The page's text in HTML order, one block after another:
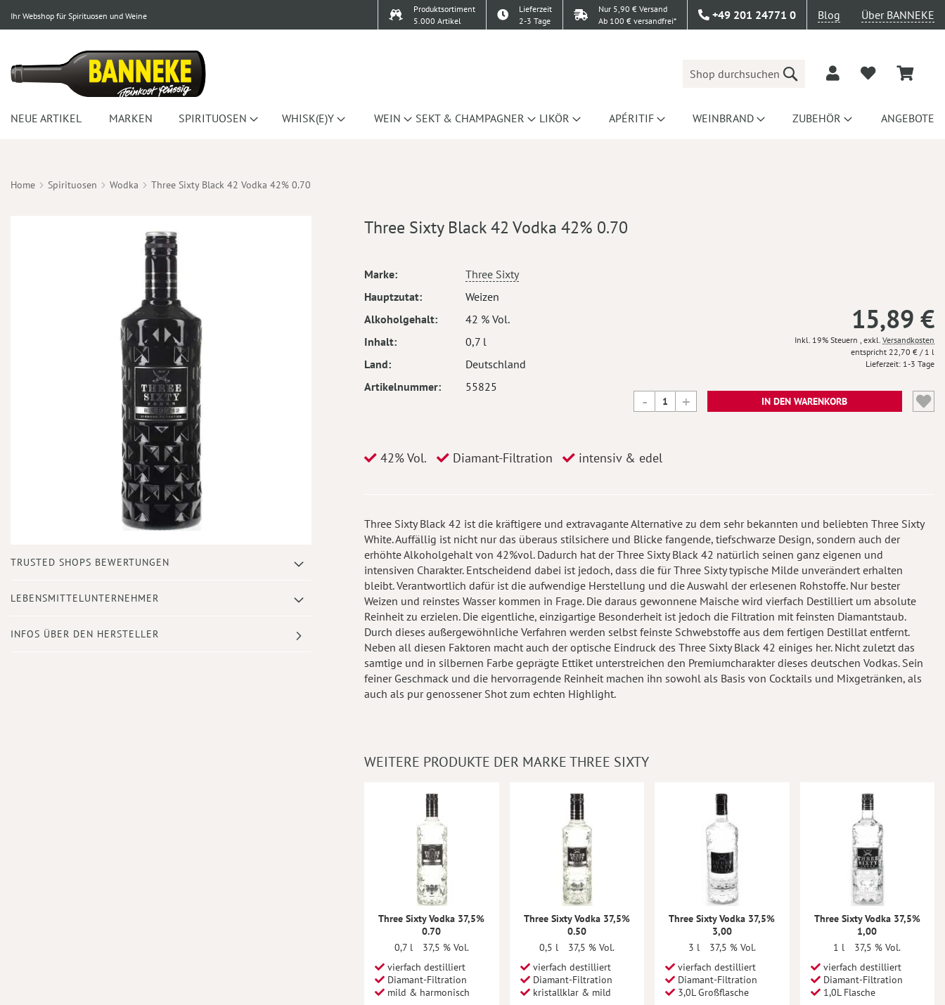
Ihr Webshop für Spirituosen und Weine
Produktsortiment
5.000 Artikel
Lieferzeit
2-3 Tage
Nur 5,90 € Versand
Ab 100 € versandfrei*
+49 201 24771 0 Blog Über BANNEKE
Suche
NEUE ARTIKEL MARKEN SPIRITUOSEN WHISK(E)Y WEIN SEKT & CHAMPAGNER LIKÖR APÉRITIF WEINBRAND ZUBEHÖR ANGEBOTE
Home Spirituosen Wodka Three Sixty Black 42 Vodka 42% 0.70
Anfang
Bildergalerie
TRUSTED SHOPS BEWERTUNGEN
LEBENSMITTELUNTERNEHMER
INFOS ÜBER DEN HERSTELLER
Three Sixty Black 42 Vodka 42% 0.70
Mehr
Marke
Three Sixty
Hauptzutat
Weizen
Alkoholgehalt
42 % Vol.
Inhalt
0,7 l
Land
Deutschland
Artikelnummer
55825
15,89 €
Inkl. 19% Steuern , exkl. Versandkosten
22,70 € / 1 l
Lieferzeit 1-3 Tage
IN DEN WARENKORB
42% Vol. Diamant-Filtration intensiv & edel
Three Sixty Black 42 ist die kräftigere und extravagante Alternative zu dem sehr bekannten und beliebten Three Sixty
White. Auffällig ist nicht nur das überaus stilsichere und Blicke fangende, tiefschwarze Design, sondern auch der
erhöhte Alkoholgehalt von 42%vol. Dadurch hat der Three Sixty Black 42 natürlich seinen ganz eigenen und
intensiven Charakter. Entscheidend dabei ist jedoch, dass die für Three Sixty typische Milde unverändert erhalten
bleibt. Verantwortlich dafür ist die aufwendige Herstellung und die Auswahl der erlesenen Rohstoffe. Nur bester
Weizen und reinstes Wasser kommen in Frage. Die daraus gewonnene Maische wird vierfach Destilliert um absolute
Reinheit zu erzielen. Die eigentliche, einzigartige Besonderheit ist jedoch die Filtration mit feinsten Diamantstaub.
Durch dieses außergewöhnliche Verfahren werden selbst feinste Schwebstoffe aus dem fertigen Destillat entfernt.
Neben all diesen Faktoren macht auch der optische Eindruck des Three Sixty Black 42 einiges her. Nicht zuletzt das
samtige und in silbernen Farbe geprägte Ettiket unterstreichen den Premiumcharakter dieses deutschen Vodkas. Sein
feiner Geschmack und die hervorragende Reinheit machen ihn sowohl als Basis von Cocktails und Mixgetränken, als
auch als pur genossener Shot zum echten Highlight.
WEITERE PRODUKTE DER MARKE THREE SIXTY
Three Sixty Vodka 37,5%
0.70
0,7 l
37,5 % Vol.
vierfach destilliert
Diamant-Filtration
mild & harmonisch
Three Sixty Vodka 37,5%
0.50
0,5 l
37,5 % Vol.
vierfach destilliert
Diamant-Filtration
kristallklar & mild
Three Sixty Vodka 37,5%
3,00
3 l
37,5 % Vol.
vierfach destilliert
Diamant-Filtration
3,0L Großflasche
Three Sixty Vodka 37,5%
1,00
1 l
37,5 % Vol.
vierfach destilliert
Diamant-Filtration
1,0L Flasche